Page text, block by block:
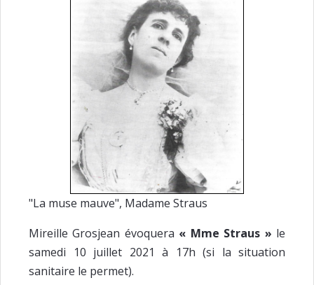
"La muse mauve", Madame Straus
Mireille Grosjean évoquera « Mme Straus » le
samedi 10 juillet 2021 à 17h (si la situation
sanitaire le permet).